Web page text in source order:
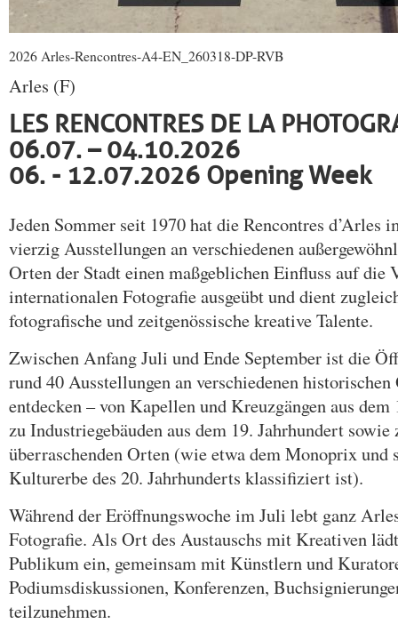
2026 Arles-Rencontres-A4-EN_260318-DP-RVB
Arles (F)
LES RENCONTRES DE LA
06.07. – 04.10.2026
06. - 12.07.2026 Opening Week
Jeden Sommer seit 1970 hat die Rencontres d’Arles
vierzig Ausstellungen an verschiedenen
Orten der Stadt einen maßgeblichen Einfluss auf die
internationalen Fotografie ausgeübt und dient
fotografische und zeitgenössische kreative Talente.
Zwischen Anfang Juli und Ende September ist die
rund 40 Ausstellungen an verschiedenen
entdecken – von Kapellen und Kreuzgängen aus
zu Industriegebäuden aus dem 19. Jahrhundert
überraschenden Orten (wie etwa dem Monoprix und
Kulturerbe des 20. Jahrhunderts klassifiziert ist).
Während der Eröffnungswoche im Juli lebt ganz
Fotografie. Als Ort des Austauschs mit Kreativen
Publikum ein, gemeinsam mit Künstlern und
Podiumsdiskussionen, Konferenzen,
teilzunehmen.